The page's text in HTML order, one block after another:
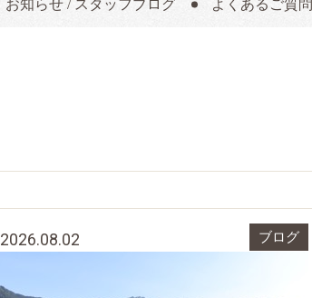
お知らせ / スタッフブログ よくあるご質問
2026.08.02 ブログ